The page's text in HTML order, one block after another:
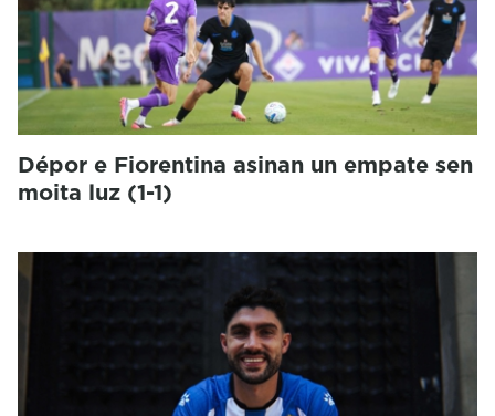
Dépor e Fiorentina asinan un empate sen
moita luz (1-1)